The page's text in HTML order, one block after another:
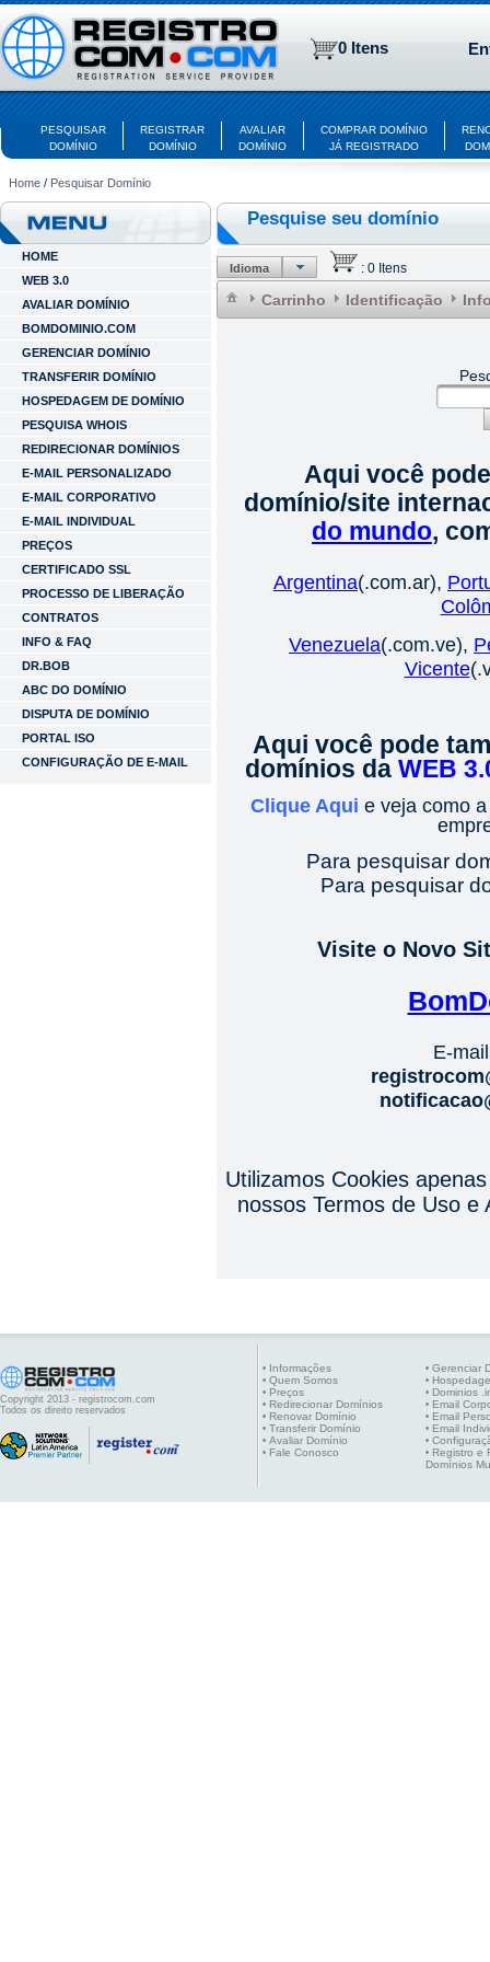
0 Itens
PESQUISAR
DOMÍNIO
REGISTRAR
DOMÍNIO
AVALIAR
DOMÍNIO
COMPRAR DOMÍNIO
JÁ REGISTRADO
Home / Pesquisar Domínio
HOME
WEB 3.0
AVALIAR DOMÍNIO
BOMDOMINIO.COM
GERENCIAR DOMÍNIO
TRANSFERIR DOMÍNIO
HOSPEDAGEM DE DOMÍNIO
PESQUISA WHOIS
REDIRECIONAR DOMÍNIOS
E-MAIL PERSONALIZADO
E-MAIL CORPORATIVO
E-MAIL INDIVIDUAL
PREÇOS
CERTIFICADO SSL
PROCESSO DE LIBERAÇÃO
CONTRATOS
INFO & FAQ
DR.BOB
ABC DO DOMÍNIO
DISPUTA DE DOMÍNIO
PORTAL ISO
CONFIGURAÇÃO DE E-MAIL
Pesquise seu domínio
Idioma : 0 Itens
Carrinho Identificação
Aqui você
domínio/site
do mundo,
Argentina(.com.ar),
Venezuela(.com.ve),
Vicente
Aqui você pode
domínios da WEB
Clique Aqui e veja como
Para pesquisar
Para pesquisar
Visite o Novo
E-
Utilizamos Cookies
nossos Termos de Uso
Copyright 2013 - registrocom.com
Todos os direito reservados
• Informações
• Quem Somos
• Preços
• Redirecionar Domínios
• Renovar Domínio
• Transferir Domínio
• Avaliar Domínio
• Fale Conosco
• Gerenciar
•
• Dominios
• Email
• Email
• Email
•
• Registro e
Domínios